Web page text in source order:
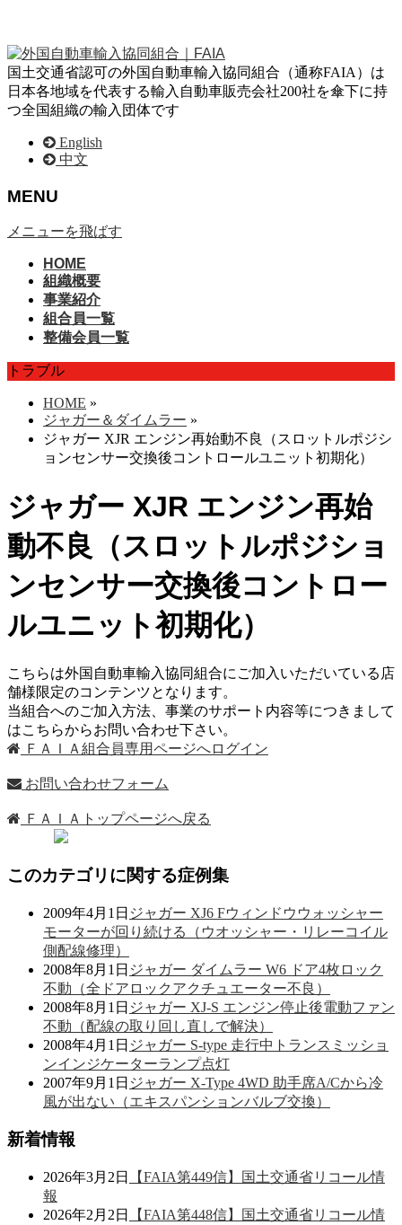
国土交通省認可の外国自動車輸入協同組合（通称FAIA）は
日本各地域を代表する輸入自動車販売会社200社を傘下に持
つ全国組織の輸入団体です
English
中文
MENU
メニューを飛ばす
HOME
組織概要
事業紹介
組合員一覧
整備会員一覧
トラブル
HOME »
ジャガー＆ダイムラー »
ジャガー XJR エンジン再始動不良（スロットルポジシ
ョンセンサー交換後コントロールユニット初期化）
ジャガー XJR エンジン再始
動不良（スロットルポジショ
ンセンサー交換後コントロー
ルユニット初期化）
こちらは外国自動車輸入協同組合にご加入いただいている店
舗様限定のコンテンツとなります。
当組合へのご加入方法、事業のサポート内容等につきまして
はこちらからお問い合わせ下さい。
ＦＡＩＡ組合員専用ページへログイン
お問い合わせフォーム
ＦＡＩＡトップページへ戻る
このカテゴリに関する症例集
2009年4月1日 ジャガー XJ6 Fウィンドウウォッシャー
モーターが回り続ける（ウオッシャー・リレーコイル
側配線修理）
2008年8月1日 ジャガー ダイムラー W6 ドア4枚ロック
不動（全ドアロックアクチュエーター不良）
2008年8月1日 ジャガー XJ-S エンジン停止後電動ファン
不動（配線の取り回し直しで解決）
2008年4月1日 ジャガー S-type 走行中トランスミッショ
ンインジケーターランプ点灯
2007年9月1日 ジャガー X-Type 4WD 助手席A/Cから冷
風が出ない（エキスパンションバルブ交換）
新着情報
2026年3月2日
【FAIA第449信】国土交通省リコール情
報
2026年2月2日
【FAIA第448信】国土交通省リコール情